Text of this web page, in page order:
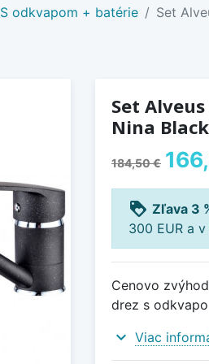
S odkvapom + batérie Set
Set
Nina
184,50 €
loyalty Zľava 3
300 EUR a
Cenovo
drez s
expand_more Viac